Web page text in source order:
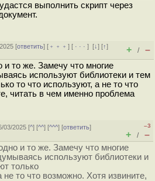
выполнить скрипт через
[ответить] [ ﹢﹢﹢] [ · · ·][↓] [↑]
+ / –
и то же. Замечу что многие
используют библиотеки и тем
то что используют, а не то что
читать в чем именно проблема
03/2025 [^] [^^] [^^^] [ответить]
–3
+ / –
и то же. Замечу что многие
используют библиотеки и
только
не то что возможно. Хотя извините,